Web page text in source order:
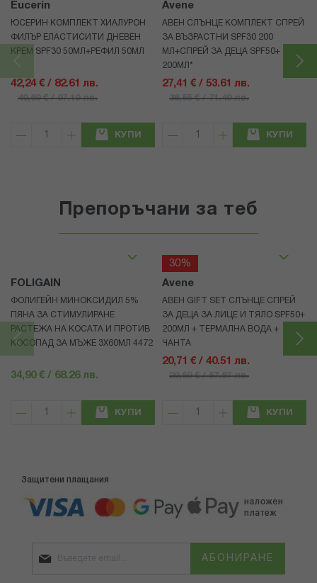
Eucerin
ЮСЕРИН КОМПЛЕКТ ХИАЛУРОН
ФИЛЪР ЕЛАСТИСИТИ ДНЕВЕН
КРЕМ SPF30 50МЛ+РЕФИЛ 50МЛ
42,24 € / 82.61 лв.
49,69 € / 97.19 лв.
КУПИ
Avene
АВЕН СЛЪНЦЕ КОМПЛЕКТ СПРЕЙ
ЗА ВЪЗРАСТНИ SPF30 200
МЛ+СПРЕЙ ЗА ДЕЦА SPF50+
200МЛ*
27,41 € / 53.61 лв.
36,55 € / 71.49 лв.
КУПИ
Препоръчани за теб
FOLIGAIN
ФОЛИГЕЙН МИНОКСИДИЛ 5%
ПЯНА ЗА СТИМУЛИРАНЕ
РАСТЕЖА НА КОСАТА И ПРОТИВ
КОСОПАД ЗА МЪЖЕ 3X60МЛ 4472
34,90 € / 68.26 лв.
КУПИ
30%
Avene
АВЕН GIFT SET СЛЪНЦЕ СПРЕЙ
ЗА ДЕЦА ЗА ЛИЦЕ И ТЯЛО SPF50+
200МЛ + ТЕРМАЛНА ВОДА +
ЧАНТА
20,71 € / 40.51 лв.
29,59 € / 57.87 лв.
КУПИ
Защитени плащания
АБОНИРАНЕ